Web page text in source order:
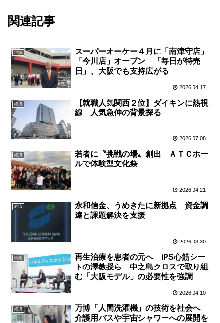
関連記事
地域
スーパーオーケー４月に「南津守店」
「今川店」オープン 「毎日が特売
日」、大阪でも支持広がる
2026.04.17
経済
【就職人気関西２位】ダイキンに熱視
線 人気急伸の背景探る
2026.07.08
経済
若者に〝挑戦の場〟創出 ＡＴＣホー
ルで体験型文化祭
2026.04.21
経済
永和信金、うめきたに新拠点 資金調
達と課題解決を支援
2026.03.30
特集
再生治療を患者の元へ iPS心筋シー
トの澤教授ら 中之島クロスで取り組
む「大阪モデル」の必要性を強調
2026.04.10
経済
万博「人間洗濯機」の技術を社会へ
介護用バスや宇宙シャワーへの展開を